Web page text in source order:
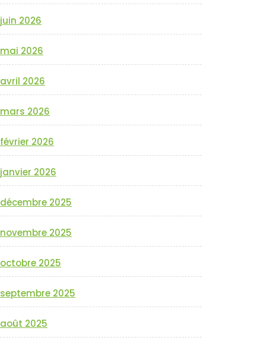
juin 2026
mai 2026
avril 2026
mars 2026
février 2026
janvier 2026
décembre 2025
novembre 2025
octobre 2025
septembre 2025
août 2025